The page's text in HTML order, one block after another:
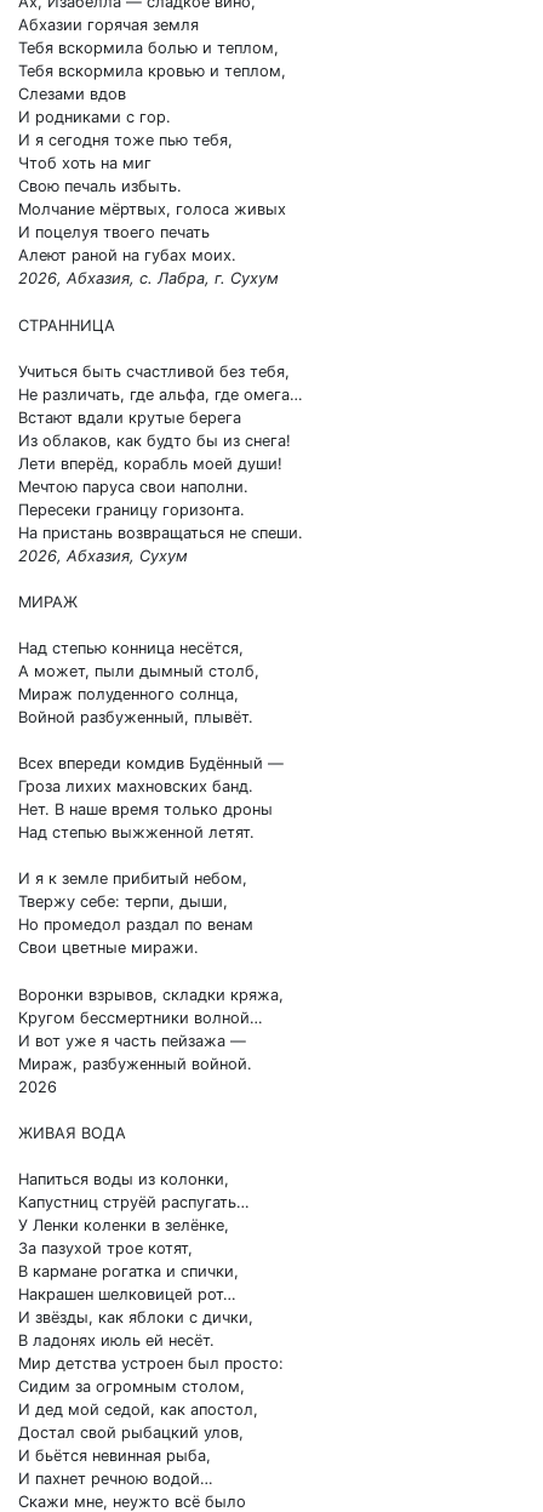
Абхазии горячая земля
Тебя вскормила болью и теплом,
Тебя вскормила кровью и теплом,
Слезами вдов
И родниками с гор.
И я сегодня тоже пью тебя,
Чтоб хоть на миг
Свою печаль избыть.
Молчание мёртвых, голоса живых
И поцелуя твоего печать
Алеют раной на губах моих.
2026, Абхазия, с. Лабра, г. Сухум
СТРАННИЦА
Учиться быть счастливой без тебя,
Не различать, где альфа, где омега…
Встают вдали крутые берега
Из облаков, как будто бы из снега!
Лети вперёд, корабль моей души!
Мечтою паруса свои наполни.
Пересеки границу горизонта.
На пристань возвращаться не спеши.
2026, Абхазия, Сухум
МИРАЖ
Над степью конница несётся,
А может, пыли дымный столб,
Мираж полуденного солнца,
Войной разбуженный, плывёт.
Всех впереди комдив Будённый —
Гроза лихих махновских банд.
Нет. В наше время только дроны
Над степью выжженной летят.
И я к земле прибитый небом,
Твержу себе: терпи, дыши,
Но промедол раздал по венам
Свои цветные миражи.
Воронки взрывов, складки кряжа,
Кругом бессмертники волной…
И вот уже я часть пейзажа —
Мираж, разбуженный войной.
2026
ЖИВАЯ ВОДА
Напиться воды из колонки,
Капустниц струёй распугать…
У Ленки коленки в зелёнке,
За пазухой трое котят,
В кармане рогатка и спички,
Накрашен шелковицей рот…
И звёзды, как яблоки с дички,
В ладонях июль ей несёт.
Мир детства устроен был просто:
Сидим за огромным столом,
И дед мой седой, как апостол,
Достал свой рыбацкий улов,
И бьётся невинная рыба,
И пахнет речною водой…
Скажи мне, неужто всё было